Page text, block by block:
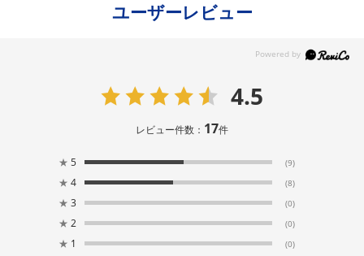
ユーザーレビュー
4.5
レビュー件数： 17件
★ 5 (9)
★ 4 (8)
★ 3 (0)
★ 2 (0)
★ 1 (0)